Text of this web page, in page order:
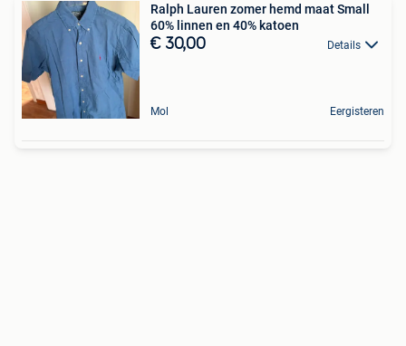
Ralph Lauren zomer hemd maat Small
60% linnen en 40% katoen
€ 30,00 Details
Mol Eergisteren